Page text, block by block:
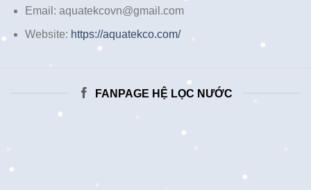
Email: aquatekcovn@gmail.com
Website: https://aquatekco.com/
FANPAGE HỆ LỌC NƯỚC